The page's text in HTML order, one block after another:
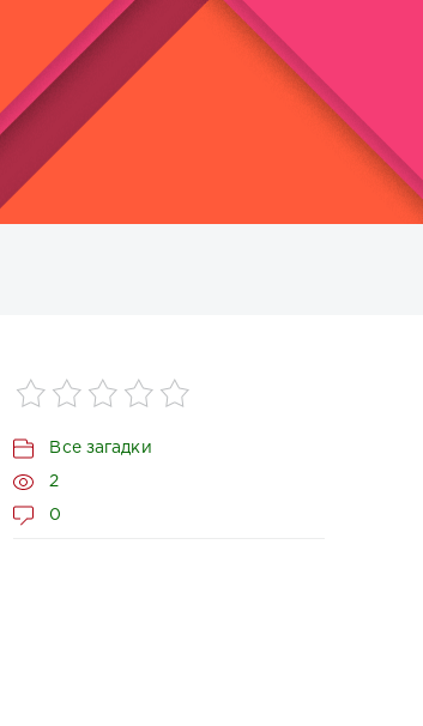
Все загадки
2
0